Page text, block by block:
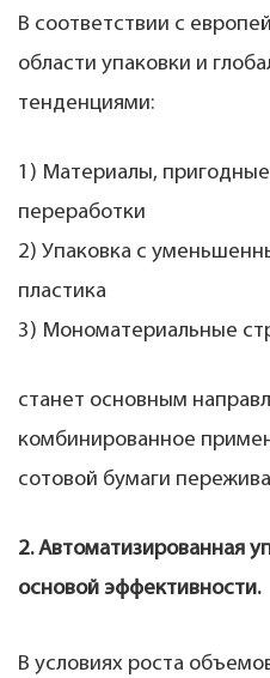
В соответствии с
области упаковки и
тенденциями:
1) Материалы,
переработки
2) Упаковка с
пластика
3) Мономатериальные
станет основным
комбинированное
сотовой бумаги
2. Автоматизированная
основой эффективности.
В условиях роста